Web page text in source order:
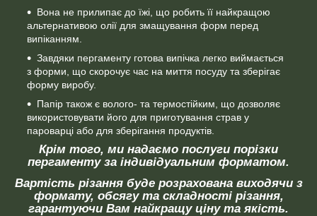
Вона не прилипає до їжі, що робить її найкращою
альтернативою олії для змащування форм перед
випіканням.
Завдяки пергаменту готова випічка легко виймається
з форми, що скорочує час на миття посуду та зберігає
форму виробу.
Папір також є волого- та термостійким, що дозволяє
використовувати його для приготування страв у
пароварці або для зберігання продуктів.
Крім того, ми надаємо послуги порізки
пергаменту за індивідуальним форматом.
Вартість різання буде розрахована виходячи з
формату, обсягу та складності різання,
гарантуючи Вам найкращу ціну та якість.